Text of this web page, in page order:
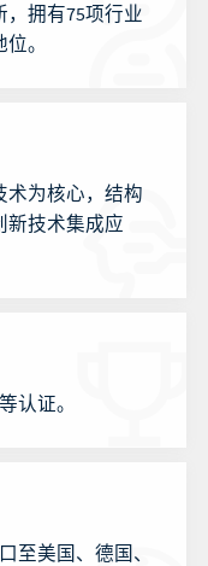
拥有75项行业
。
术为核心，结构
新技术集成应
认证。
至美国、德国、